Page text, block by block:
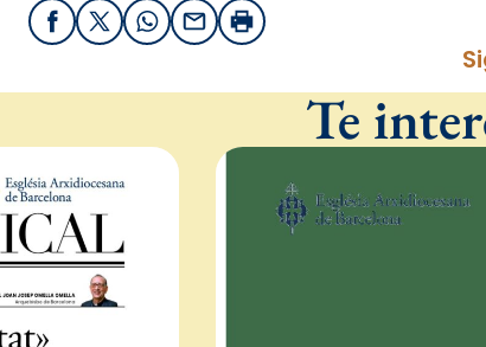
FacebookX / Twitter
WhatsApp
EmailImprimir
Te